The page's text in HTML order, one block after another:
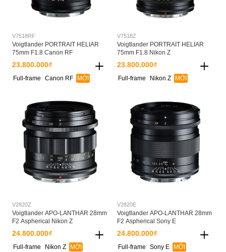
V7518RF
Voigtlander PORTRAIT HELIAR
75mm F1.8 Canon RF
23.800.000₫
Full-frame Canon RF MỚI
V7518Z
Voigtlander PORTRAIT HELIAR
75mm F1.8 Nikon Z
23.800.000₫
Full-frame Nikon Z MỚI
V2820Z
Voigtlander APO-LANTHAR 28mm
F2 Aspherical Nikon Z
24.800.000₫
Full-frame Nikon Z MỚI
V2820E
Voigtlander APO-LANTHAR 28mm
F2 Aspherical Sony E
24.800.000₫
Full-frame Sony E MỚI